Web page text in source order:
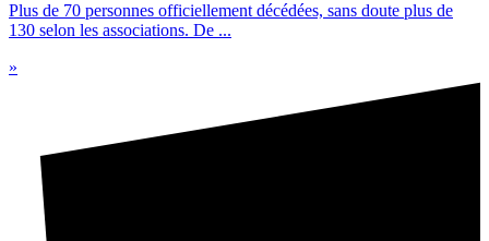
Plus de 70 personnes officiellement décédées, sans doute plus de
130 selon les associations. De ...
»